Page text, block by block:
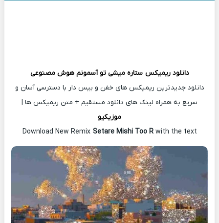
دانلود ریمیکس ستاره میشی تو آسمونم هوش مصنوعی
دانلود جدیدترین ریمیکس های خفن و بیس دار با دسترسی آسان و
سریع به همراه لینک های دانلود مستقیم + متن ریمیکس ها |
موزیکیو
Download New Remix Setare Mishi Too R with the text